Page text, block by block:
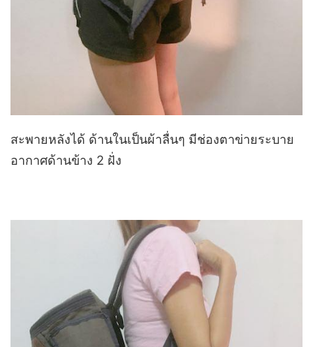
สะพายหลังได้ ด้านในเป็นผ้าลื่นๆ มีช่องตาข่ายระบาย
อากาศด้านข้าง 2 ฝั่ง